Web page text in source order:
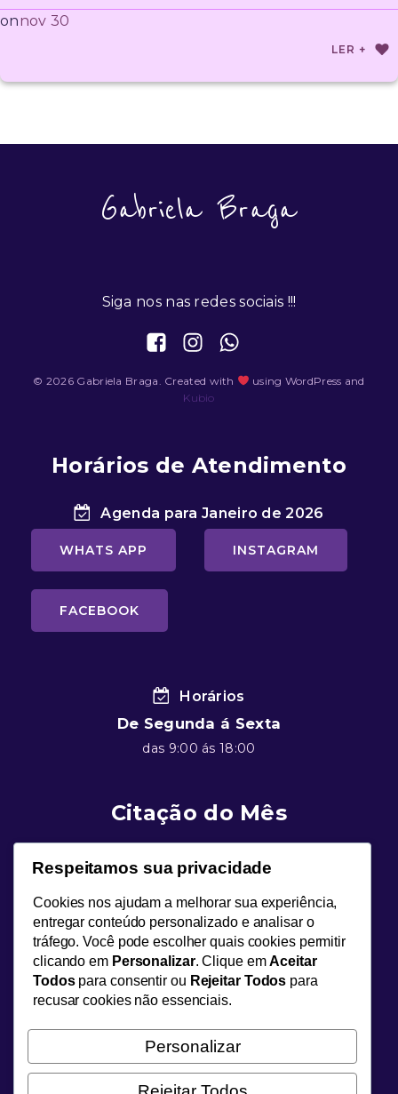
onnov 30
LER +
Gabriela Braga
Siga nos nas redes sociais !!!
© 2026 Gabriela Braga. Created with
using WordPress and
Kubio
Horários de Atendimento
Agenda para Janeiro de 2026
WHATS APP INSTAGRAM
FACEBOOK
Horários
De Segunda á Sexta
das 9:00 ás 18:00
Citação do Mês
Carl Gustav Jung
desperta.”
Avaliações
“O processo terapêutico transformou minha forma
de entender a mim mesma. As vivências
psicodramáticas e a abordagem Junguiana me
Respeitamos sua privacidade
Cookies nos ajudam a melhorar sua experiência,
entregar conteúdo personalizado e analisar o
tráfego. Você pode escolher quais cookies permitir
clicando em Personalizar. Clique emAceitar
Todospara consentir ou Rejeitar Todos para
recusar cookies não essenciais.
Personalizar